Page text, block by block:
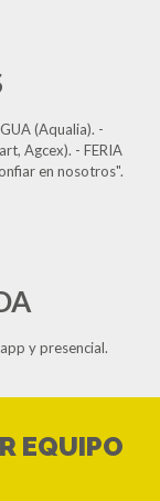
(Aqualia). -
Agcex). - FERIA
en nosotros".
y presencial.
EQUIPO